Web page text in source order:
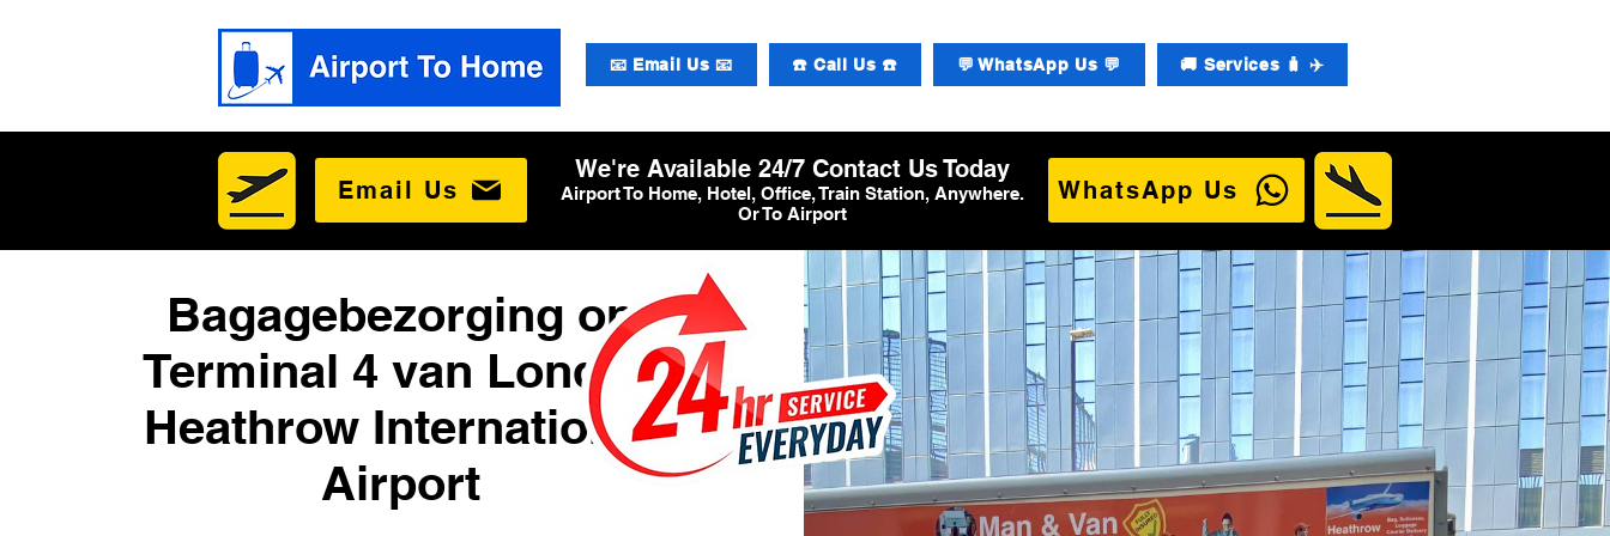
📧 Email Us 📧 ☎️ Call Us ☎️ 💬 WhatsApp Us 💬 🚚 Services 🧳 ✈️
Email Us
We're Available 24/7 Contact Us Today
Airport To Home, Hotel, Office, Train Station, Anywhere.
Or To Airport
WhatsApp Us
Bagagebezorging op
Terminal 4 van London
Heathrow International
Airport